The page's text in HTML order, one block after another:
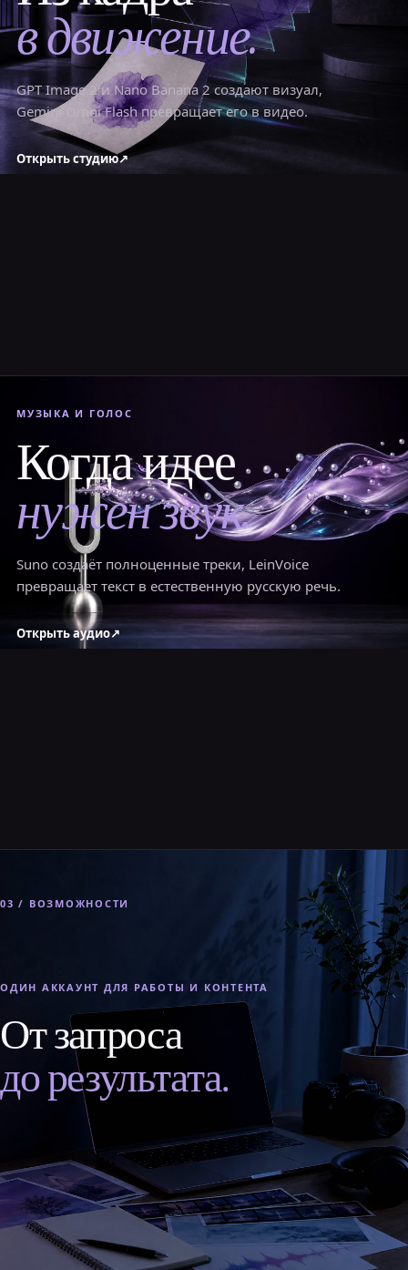
в движение.
GPT Image 2 и Nano Banana 2 создают визуал,
Gemini Omni Flash превращает его в видео.
Открыть студию↗
МУЗЫКА И ГОЛОС
Когда идее
нужен звук.
Suno создаёт полноценные треки, LeinVoice
превращает текст в естественную русскую речь.
Открыть аудио↗
03 / ВОЗМОЖНОСТИ
ОДИН АККАУНТ ДЛЯ РАБОТЫ И КОНТЕНТА
От запроса
до результата.